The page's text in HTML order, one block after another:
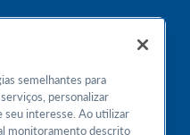
24h
semelhantes para
personalizar
seu interesse. Ao utilizar
monitoramento descrito